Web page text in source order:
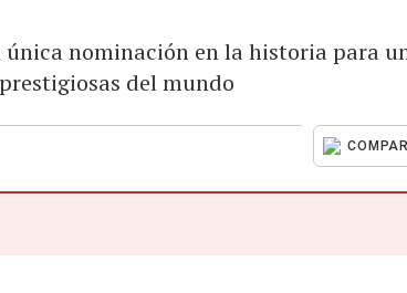
nominación en la historia para
del mundo